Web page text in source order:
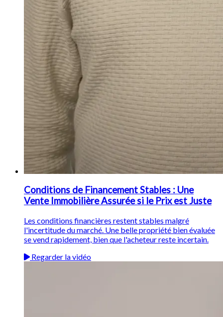
Conditions de Financement Stables : Une
Vente Immobilière Assurée si le Prix est Juste
Les conditions financières restent stables malgré
l'incertitude du marché. Une belle propriété bien évaluée
se vend rapidement, bien que l'acheteur reste incertain.
Regarder la vidéo